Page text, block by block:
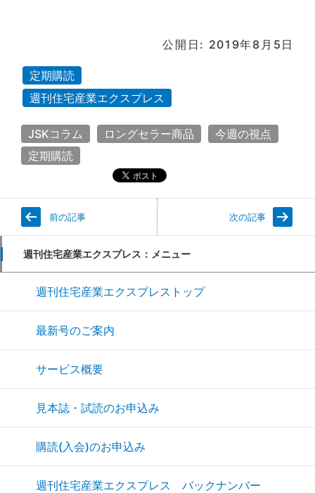
公開日: 2019年8月5日
定期購読
週刊住宅産業エクスプレス
JSKコラム ロングセラー商品
今週の視点
定期購読
前の記事 次の記事
週刊住宅産業エクスプレス：メニュー
週刊住宅産業エクスプレストップ
最新号のご案内
サービス概要
見本誌・試読のお申込み
購読(入会)のお申込み
週刊住宅産業エクスプレス バックナンバー